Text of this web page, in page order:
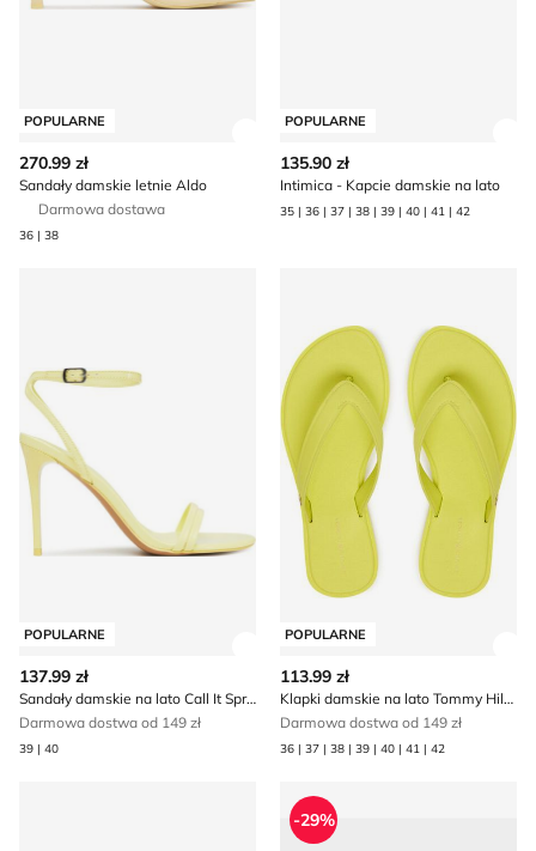
POPULARNE
270.99 zł
Sandały damskie letnie Aldo
Darmowa dostawa
36 | 38
POPULARNE
135.90 zł
Intimica - Kapcie damskie na lato
35 | 36 | 37 | 38 | 39 | 40 | 41 | 42
POPULARNE
137.99 zł
Sandały damskie na lato Call It Spring
Darmowa dostwa od 149 zł
39 | 40
POPULARNE
113.99 zł
Klapki damskie na lato Tommy Hilfiger
Darmowa dostwa od 149 zł
36 | 37 | 38 | 39 | 40 | 41 | 42
Sandały damskie na lato GuessCzółenka na wiosnę Mohito
-29%